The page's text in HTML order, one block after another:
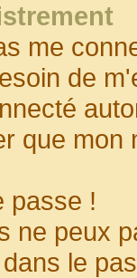
me
de
que
passe !
ne peux
le